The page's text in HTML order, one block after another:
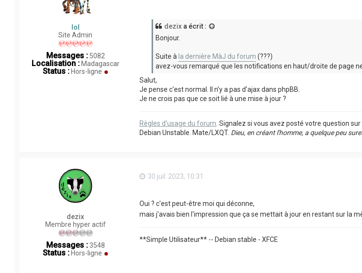
lol
Site Admin
Messages :5082
Localisation :Madagascar
Status :Hors-ligne
dezix a écrit :
Bonjour.
Suite à la dernière MàJ du forum (???)
avez-vous remarqué que les notifications en haut/droite de page
Salut,
Je pense c'est normal. ll n'y a pas d'ajax dans phpBB.
Je ne crois pas que ce soit lié à une mise à jour ?
Règles d'usage du forum . Signalez si vous avez posté votre question
Debian Unstable. Mate/LXQT. Dieu, en créant l'homme, a quelque peu
dezix
Membre hyper actif
Messages :3548
Status : Hors-ligne
30 juil. 2023, 10:31
Oui ? c'est peut-être moi qui déconne,
mais j'avais bien l'impression que ça se mettait à jour en restant sur la
**Simple Utilisateur** -- Debian stable - XFCE